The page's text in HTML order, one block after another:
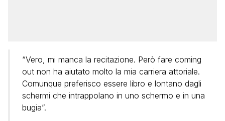
“Vero, mi manca la recitazione. Però fare coming
out non ha aiutato molto la mia carriera attoriale.
Comunque preferisco essere libro e lontano dagli
schermi che intrappolano in uno schermo e in una
bugia”.